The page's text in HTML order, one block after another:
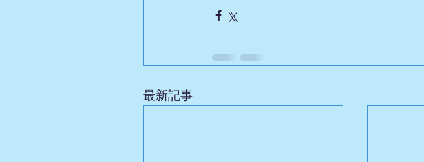
最新記事